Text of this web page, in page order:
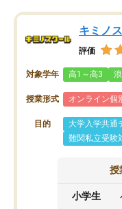
キミノ
評価
対象学年 高1～高3
授業形式 オンライン個
目的 大学入学共通
難関私立受験
授
小学生